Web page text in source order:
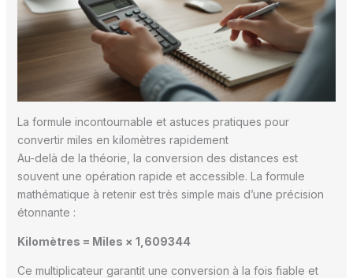
La formule incontournable et astuces pratiques pour
convertir miles en kilomètres rapidement
Au-delà de la théorie, la conversion des distances est
souvent une opération rapide et accessible. La formule
mathématique à retenir est très simple mais d’une précision
étonnante :
Kilomètres = Miles × 1,609344
Ce multiplicateur garantit une conversion à la fois fiable et